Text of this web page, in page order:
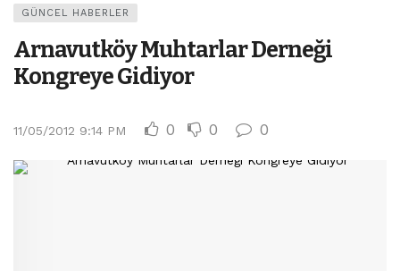
GÜNCEL HABERLER
Arnavutköy Muhtarlar Derneği
Kongreye Gidiyor
11/05/2012 9:14 PM 0 0 0